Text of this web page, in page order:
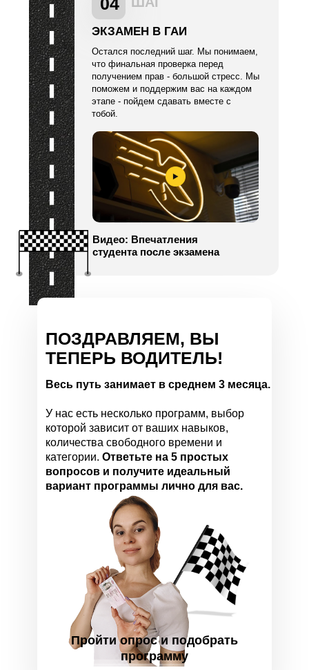
ПОЗДРАВЛЯЕМ, ВЫ
ТЕПЕРЬ ВОДИТЕЛЬ!
Весь путь занимает в среднем 3 месяца.
У нас есть несколько программ, выбор
которой зависит от ваших навыков,
количества свободного времени и
категории. Ответьте на 5 простых
вопросов и получите идеальный
вариант программы лично для вас.
Пройти опрос и подобрать
программу
Остался последний шаг. Мы понимаем,
что финальная проверка перед
получением прав - большой стресс. Мы
поможем и поддержим вас на каждом
этапе - пойдем сдавать вместе с
тобой.
ЭКЗАМЕН В ГАИ
Видео: Впечатления
студента после экзамена